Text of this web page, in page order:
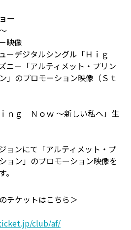
ー
映像
ーデジタルシングル「Ｈｉｇ
ニー「アルティメット・プリン
」のプロモーション映像（Ｓｔ
ｉｎｇ Ｎｏｗ 〜新しい私へ」生
ョンにて「アルティメット・プ
ョン」のプロモーション映像を
チケットはこちら＞
club/af/